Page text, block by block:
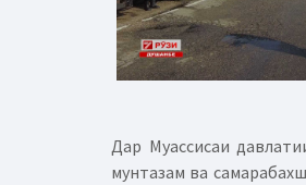
Дар Муассисаи
мунтазам ва